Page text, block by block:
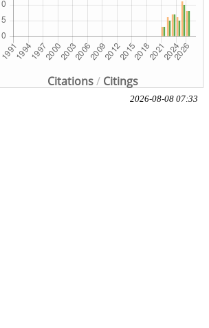
Citations/ Citings
2026-08-08 07:33